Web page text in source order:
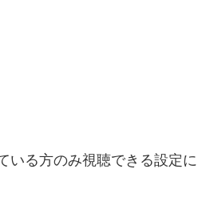
いる方のみ視聴できる設定に